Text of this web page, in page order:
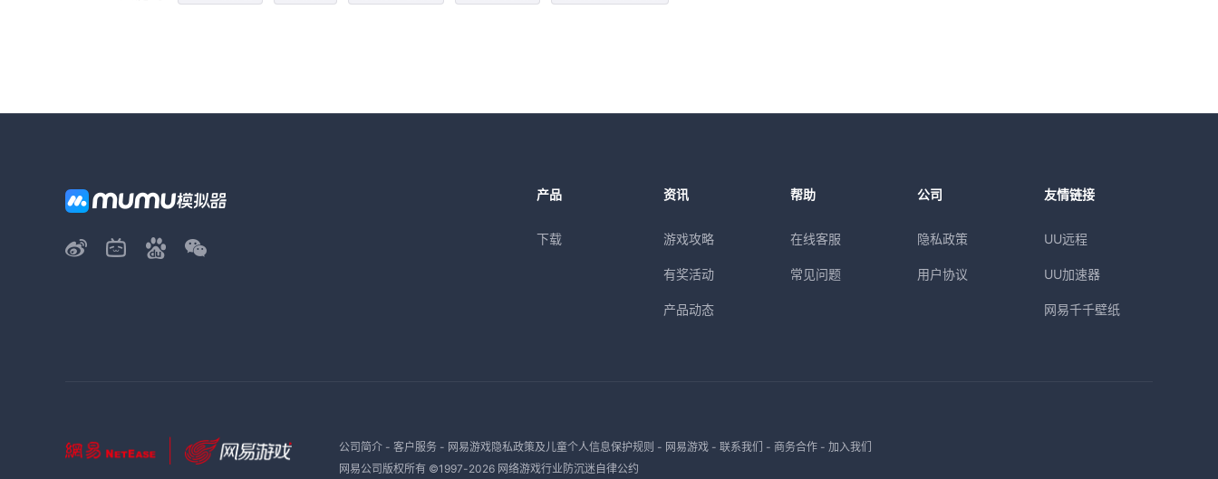
产品
下载
资讯
游戏攻略
有奖活动
产品动态
帮助
在线客服
常见问题
公司
隐私政策
用户协议
友情链接
UU远程
UU加速器
网易千千壁纸
公司简介- 客户服务- 网易游戏隐私政策及儿童个人信息保护规则 - 网易游戏- 联系我们 - 商务合作- 加入我们
网易公司版权所有 ©1997-2026 网络游戏行业防沉迷自律公约